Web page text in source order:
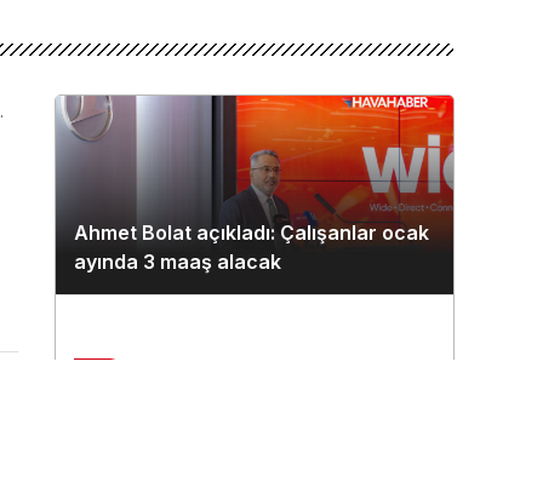
Ahmet Bolat açıkladı: Çalışanlar ocak
ayında 3 maaş alacak